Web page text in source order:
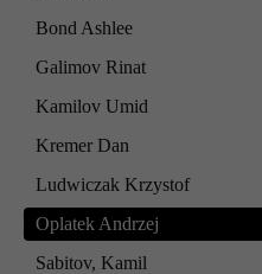
Bond Ashlee
Galimov Rinat
Kamilov Umid
Kremer Dan
Ludwiczak Krzystof
Oplatek Andrzej
Sabitov, Kamil